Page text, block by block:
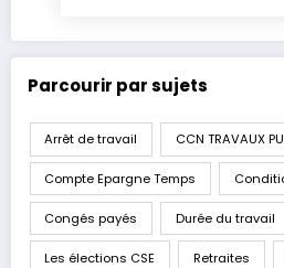
Parcourir par sujets
Arrêt de travail CCN TRAVAUX
Compte Epargne Temps
Congés payés Durée du travail
Les élections CSE Retraites